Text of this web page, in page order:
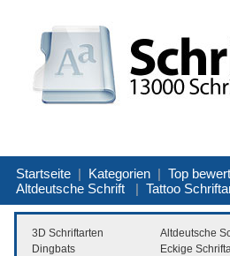
Startseite | Kategorien | Top
Altdeutsche Schrift | Tattoo
3D Schriftarten Altdeutsche
Dingbats
Eckige